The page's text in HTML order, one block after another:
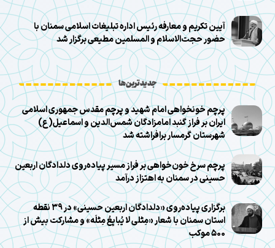
آیین تکریم و معارفه رئیس اداره تبلیغات اسلامی سمنان با
حضور حجت‌الاسلام و المسلمین مطیعی برگزار شد
جدیدترین‌ها
پرچم خونخواهی امام شهید و پرچم مقدس جمهوری اسلامی
ایران بر فراز گنبد امامزادگان شمس‌الدین و اسماعیل(ع)
شهرستان گرمسار برافراشته شد
پرچم سرخ خون‌خواهی بر فراز مسیر پیاده‌روی دلدادگان اربعین
حسینی در سمنان به اهتزاز درآمد
برگزاری پیاده‌روی «دلدادگان اربعین حسینی» در ۳۹ نقطه
استان سمنان با شعار «مِثلی لا یُبایِعُ مِثلَه» و مشارکت بیش از
۵۰۰ موکب